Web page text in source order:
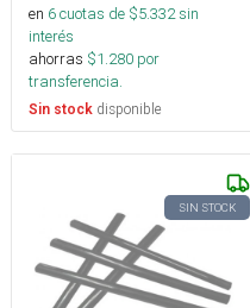
en 6cuotas de $5.332sin
interés
ahorras $1.280 por
transferencia.
Sin stock disponible
SIN STOCK